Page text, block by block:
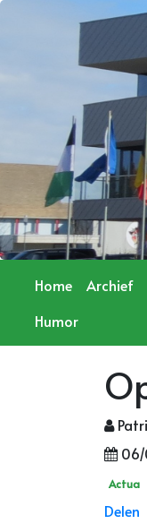
Home Archief
Humor
06/
Actua
Delen